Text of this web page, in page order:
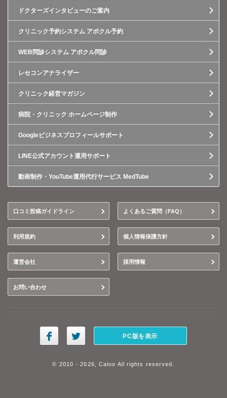
ドクターズインタビューのご案内
クリニック予約システム アポクル予約
WEB問診システム アポクル問診
レセコンアナライザー
クリニック経営マガジン
病院・クリニック ホームページ制作
Googleビジネスプロフィールサポート
LINE公式アカウント運用サポート
動画制作・YouTube運用代行サービス MedTube
口コミ投稿ガイドライン よくあるご質問（FAQ）
利用規約 個人情報保護方針
運営会社 採用情報
お問い合わせ
PC版を表示
© 2010 - 2026, Caloo All rights reserved.